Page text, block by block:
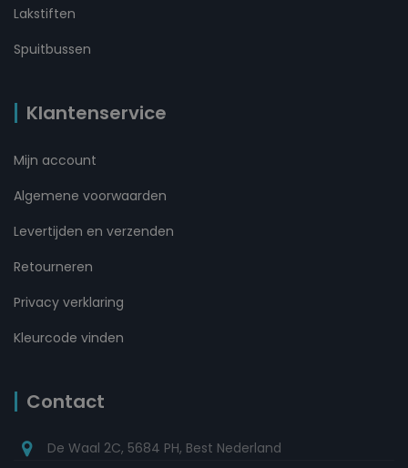
Lakstiften
Spuitbussen
Klantenservice
Mijn account
Algemene voorwaarden
Levertijden en verzenden
Retourneren
Privacy verklaring
Kleurcode vinden
Contact
De Waal 2C, 5684 PH, Best Nederland